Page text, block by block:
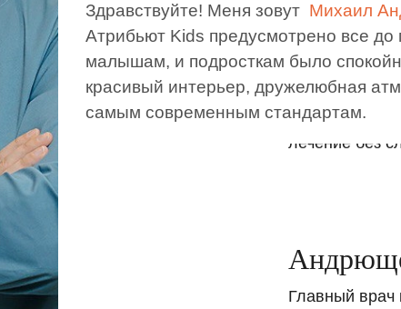
Здравствуйте! Меня зовут Михаил
Атрибьют Kids предусмотрено все
малышам, и подросткам было
красивый интерьер, дружелюбная
самым современным стандартам.
Мы бережно
Главный врач